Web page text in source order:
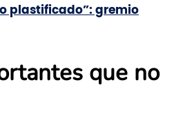
plastificado”: gremio
que no